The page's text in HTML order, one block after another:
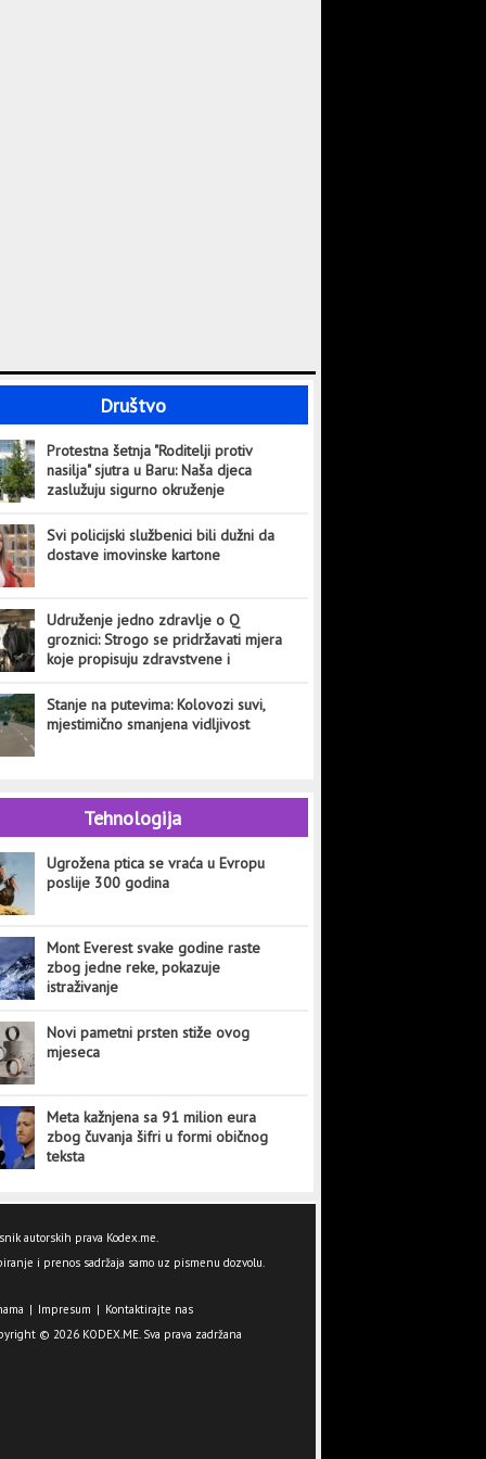
Društvo
Protestna šetnja "Roditelji protiv
nasilja" sjutra u Baru: Naša djeca
zaslužuju sigurno okruženje
Svi policijski službenici bili dužni da
dostave imovinske kartone
Udruženje jedno zdravlje o Q
groznici: Strogo se pridržavati mjera
koje propisuju zdravstvene i
Stanje na putevima: Kolovozi suvi,
mjestimično smanjena vidljivost
Tehnologija
Ugrožena ptica se vraća u Evropu
poslije 300 godina
Mont Everest svake godine raste
zbog jedne reke, pokazuje
istraživanje
Novi pametni prsten stiže ovog
mjeseca
Meta kažnjena sa 91 milion eura
zbog čuvanja šifri u formi običnog
teksta
autorskih prava Kodex.me.
i prenos sadržaja samo uz pismenu dozvolu.
| Impresum | Kontaktirajte nas
© 2026 KODEX.ME. Sva prava zadržana